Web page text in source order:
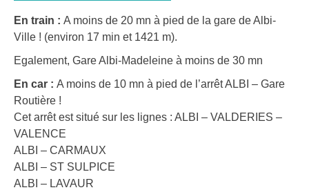
En train : A moins de 20 mn à pied de la gare de Albi-
Ville ! (environ 17 min et 1421 m).
Egalement, Gare Albi-Madeleine à moins de 30 mn
En car : A moins de 10 mn à pied de l’arrêt ALBI – Gare
Routière !
Cet arrêt est situé sur les lignes : ALBI – VALDERIES –
VALENCE
ALBI – CARMAUX
ALBI – ST SULPICE
ALBI – LAVAUR